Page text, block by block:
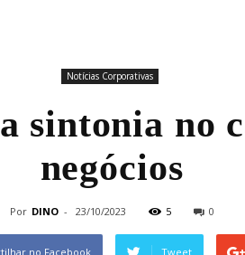
Notícias Corporativas
sintonia no
negócios
Por DINO - 23/10/2023 5 0
no Facebook Tweet